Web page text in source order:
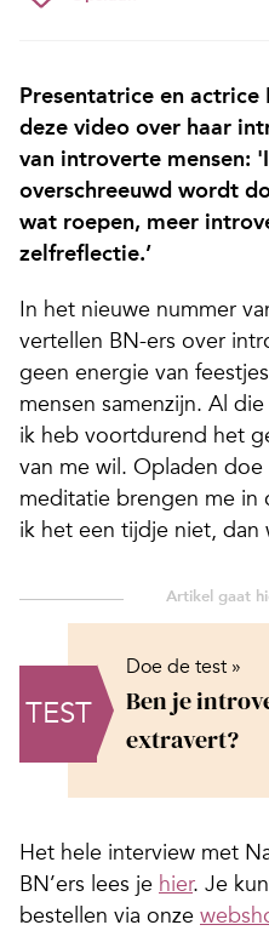
Presentatrice en
deze video over haar
van introverte mensen:
overschreeuwd wordt
wat roepen, meer
zelfreflectie.’
In het nieuwe nummer
vertellen BN-ers over
geen energie van
mensen samenzijn. Al
ik heb voortdurend het
van me wil. Opladen
meditatie brengen me in
ik het een tijdje niet, dan
TEST
Doe de test »
Ben je
extravert?
Het hele interview met
BN’ers lees je hier. Je
bestellen via onze